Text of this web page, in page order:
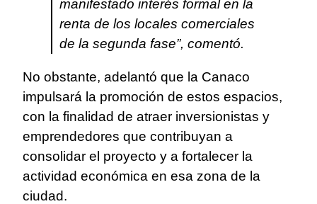
manifestado interés formal en la
renta de los locales comerciales
de la segunda fase”, comentó.
No obstante, adelantó que la Canaco
impulsará la promoción de estos espacios,
con la finalidad de atraer inversionistas y
emprendedores que contribuyan a
consolidar el proyecto y a fortalecer la
actividad económica en esa zona de la
ciudad.